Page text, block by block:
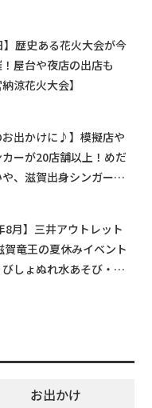
】歴史ある花火大会が今
屋台や夜店の出店も
涼花火大会】
お出かけに♪】模擬店や
ーが20店舗以上！めだ
、滋賀出身シンガーソ
8月】三井アウトレット
賀竜王の夏休みイベント
しょぬれ水あそび・激
お出かけ